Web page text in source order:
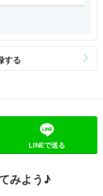
LINEで送る
みよう♪